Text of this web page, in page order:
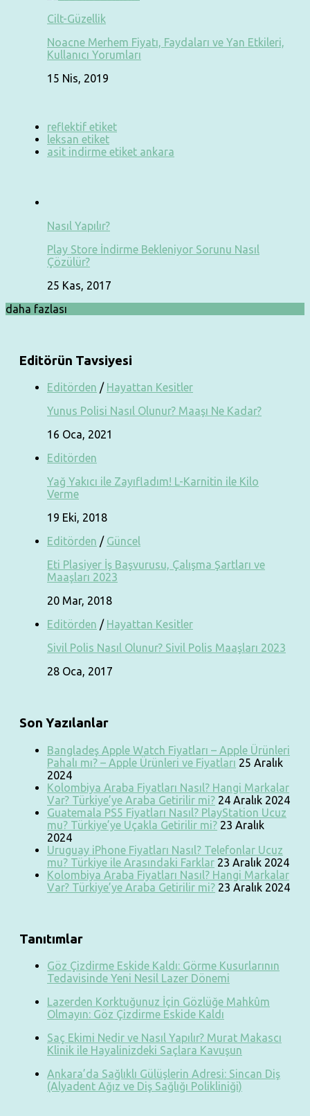
Cilt-Güzellik
Noacne Merhem Fiyatı, Faydaları ve Yan Etkileri,
Kullanıcı Yorumları
15 Nis, 2019
reflektif etiket
leksan etiket
asit indirme etiket ankara
Nasıl Yapılır?
Play Store İndirme Bekleniyor Sorunu Nasıl
Çözülür?
25 Kas, 2017
daha fazlası
Editörün Tavsiyesi
Editörden / Hayattan Kesitler
Yunus Polisi Nasıl Olunur? Maaşı Ne Kadar?
16 Oca, 2021
Editörden
Yağ Yakıcı ile Zayıfladım! L-Karnitin ile Kilo
Verme
19 Eki, 2018
Editörden / Güncel
Eti Plasiyer İş Başvurusu, Çalışma Şartları ve
Maaşları 2023
20 Mar, 2018
Editörden / Hayattan Kesitler
Sivil Polis Nasıl Olunur? Sivil Polis Maaşları 2023
28 Oca, 2017
Son Yazılanlar
Bangladeş Apple Watch Fiyatları – Apple Ürünleri
Pahalı mı? – Apple Ürünleri ve Fiyatları 25 Aralık
2024
Kolombiya Araba Fiyatları Nasıl? Hangi Markalar
Var? Türkiye’ye Araba Getirilir mi? 24 Aralık 2024
Guatemala PS5 Fiyatları Nasıl? PlayStation Ucuz
mu? Türkiye’ye Uçakla Getirilir mi? 23 Aralık
2024
Uruguay iPhone Fiyatları Nasıl? Telefonlar Ucuz
mu? Türkiye ile Arasındaki Farklar 23 Aralık 2024
Kolombiya Araba Fiyatları Nasıl? Hangi Markalar
Var? Türkiye’ye Araba Getirilir mi? 23 Aralık 2024
Tanıtımlar
Göz Çizdirme Eskide Kaldı: Görme Kusurlarının
Tedavisinde Yeni Nesil Lazer Dönemi
Lazerden Korktuğunuz İçin Gözlüğe Mahkûm
Olmayın: Göz Çizdirme Eskide Kaldı
Saç Ekimi Nedir ve Nasıl Yapılır? Murat Makascı
Klinik ile Hayalinizdeki Saçlara Kavuşun
Ankara’da Sağlıklı Gülüşlerin Adresi: Sincan Diş
(Alyadent Ağız ve Diş Sağlığı Polikliniği)